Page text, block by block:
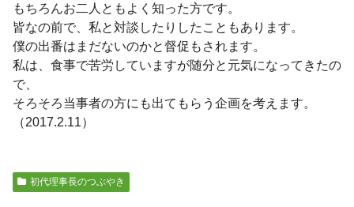
もちろんお二人ともよく知った方です。
皆なの前で、私と対談したりしたこともあります。
僕の出番はまだないのかと督促もされます。
私は、食事で苦労していますが随分と元気になってきたの
で、
そろそろ当事者の方にも出てもらう企画を考えます。
（2017.2.11）
初代理事長のつぶやき